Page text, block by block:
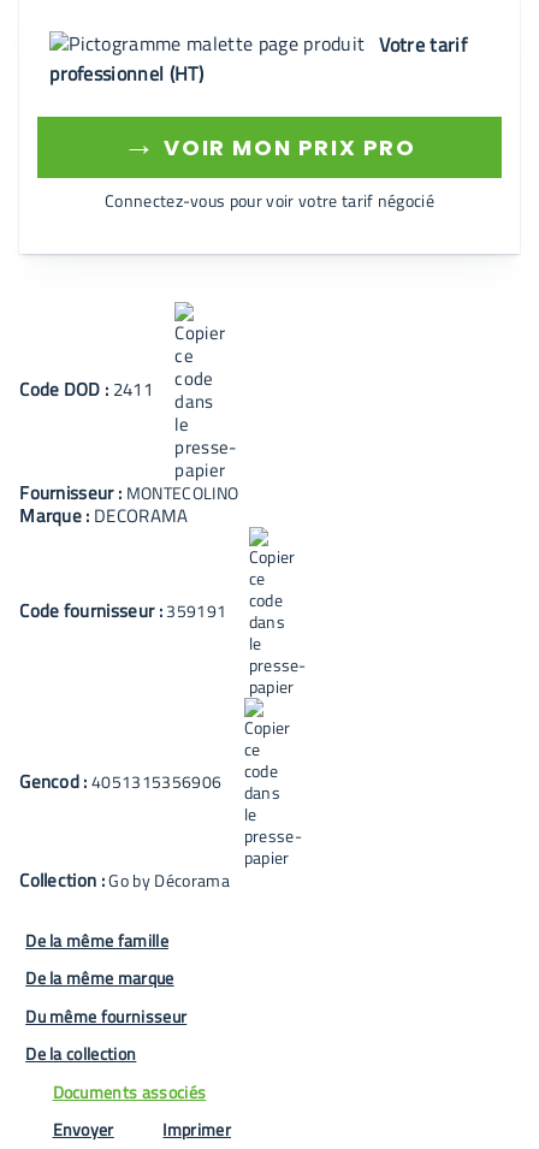
Votre tarif
professionnel (HT)
→ VOIR MON PRIX PRO
Connectez-vous pour voir votre tarif négocié
Code DOD : 2411
Fournisseur : MONTECOLINO
Marque : DECORAMA
Code fournisseur :359191
Gencod :4051315356906
Collection :Go by Décorama
De la même famille
De la même marque
Du même fournisseur
De la collection
Documents associés
Envoyer
Imprimer